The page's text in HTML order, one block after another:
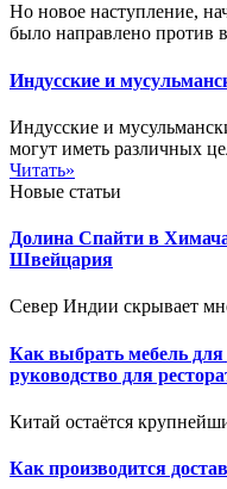
Но новое наступление,
было направлено против
Индусские и
Индусские и
могут иметь различных
Читать»
Новые статьи
Долина Спайти в
Швейцария
Север Индии скрывает
Как выбрать мебель для
руководство для
Китай остаётся
Как производится